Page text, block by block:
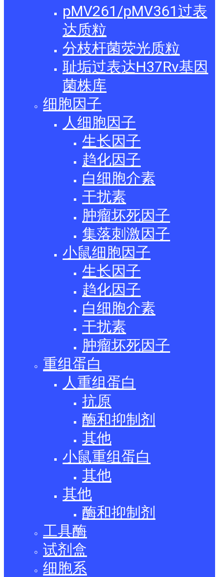
pMV261/pMV361过表
达质粒
分枝杆菌荧光质粒
耻垢过表达H37Rv基因
菌株库
细胞因子
人细胞因子
生长因子
趋化因子
白细胞介素
干扰素
肿瘤坏死因子
集落刺激因子
小鼠细胞因子
生长因子
趋化因子
白细胞介素
干扰素
肿瘤坏死因子
重组蛋白
人重组蛋白
抗原
酶和抑制剂
其他
小鼠重组蛋白
其他
其他
酶和抑制剂
工具酶
试剂盒
细胞系